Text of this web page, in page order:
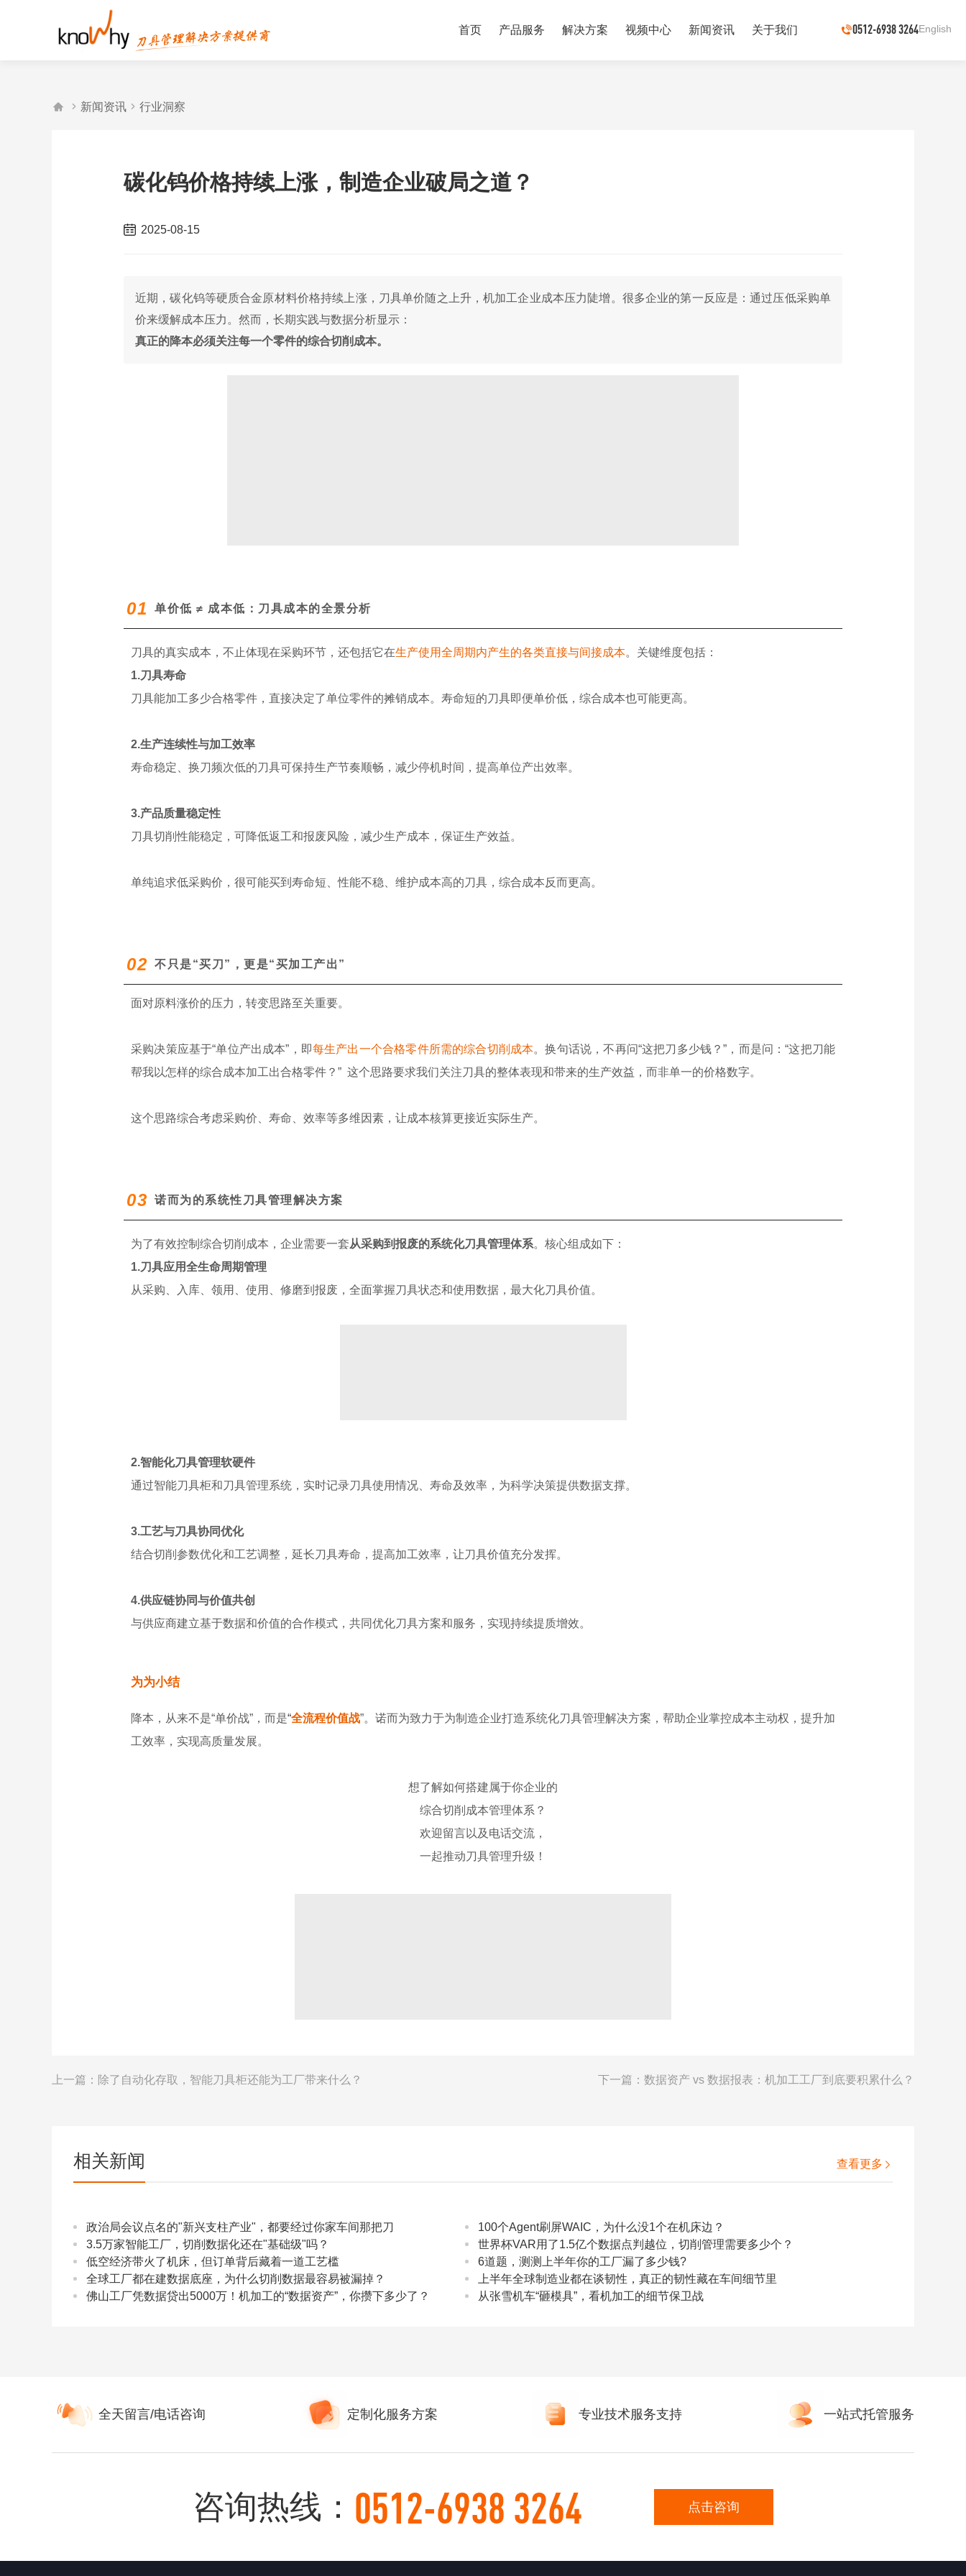
首页 产品服务 解决方案 视频中心 新闻资讯 关于我们 0512-6938 3264English
  新闻资讯  行业洞察
碳化钨价格持续上涨，制造企业破局之道？
2025-08-15
近期，碳化钨等硬质合金原材料价格持续上涨，刀具单价随之上升，机加工企业成本压力陡增。很多企业的第一反应是：通过压低采购单
价来缓解成本压力。然而，长期实践与数据分析显示：
真正的降本必须关注每一个零件的综合切削成本。
01 单价低 ≠ 成本低：刀具成本的全景分析
刀具的真实成本，不止体现在采购环节，还包括它在生产使用全周期内产生的各类直接与间接成本。关键维度包括：
1.刀具寿命
刀具能加工多少合格零件，直接决定了单位零件的摊销成本。寿命短的刀具即便单价低，综合成本也可能更高。
2.生产连续性与加工效率
寿命稳定、换刀频次低的刀具可保持生产节奏顺畅，减少停机时间，提高单位产出效率。
3.产品质量稳定性
刀具切削性能稳定，可降低返工和报废风险，减少生产成本，保证生产效益。
单纯追求低采购价，很可能买到寿命短、性能不稳、维护成本高的刀具， 综合成本反而更高。
02 不只是“买刀”，更是“买加工产出”
面对原料涨价的压力，转变思路至关重要。
采购决策应基于“单位产出成本”，即每生产出一个合格零件所需的综合切削成本。换句话说，不再问“这把刀多少钱？”，而是问：“这把刀能
帮我以怎样的综合成本加工出合格零件？” 这个思路要求我们关注刀具的整体表现和带来的生产效益，而非单一的价格数字。
这个思路综合考虑采购价、寿命、效率等多维因素，让成本核算更接近实际生产。
03 诺而为的系统性刀具管理解决方案
为了有效控制综合切削成本，企业需要一套从采购到报废的系统化刀具管理体系。核心组成如下：
1.刀具应用全生命周期管理
从采购、入库、领用、使用、修磨到报废，全面掌握刀具状态和使用数据，最大化刀具价值。
2.智能化刀具管理软硬件
通过智能刀具柜和刀具管理系统，实时记录刀具使用情况、寿命及效率，为科学决策提供数据支撑。
3.工艺与刀具协同优化
结合切削参数优化和工艺调整，延长刀具寿命，提高加工效率，让刀具价值充分发挥。
4.供应链协同与价值共创
与供应商建立基于数据和价值的合作模式，共同优化刀具方案和服务，实现持续提质增效。
为为小结
降本，从来不是“单价战”，而是“全流程价值战”。 诺而为致力于为制造企业打造系统化刀具管理解决方案，帮助企业掌控成本主动权，提升加
工效率，实现高质量发展。
想了解如何搭建属于你企业的
综合切削成本管理体系？
欢迎留言以及电话交流，
一起推动刀具管理升级！
上一篇： 除了自动化存取，智能刀具柜还能为工厂带来什么？ 下一篇： 数据资产 vs 数据报表：机加工工厂到底要积累什么？
相关新闻 查看更多 
政治局会议点名的"新兴支柱产业"，都要经过你家车间那把刀
100个Agent刷屏WAIC，为什么没1个在机床边？
3.5万家智能工厂，切削数据化还在"基础级"吗？
世界杯VAR用了1.5亿个数据点判越位，切削管理需要多少个？
低空经济带火了机床，但订单背后藏着一道工艺槛
6道题，测测上半年你的工厂漏了多少钱?
全球工厂都在建数据底座，为什么切削数据最容易被漏掉？
上半年全球制造业都在谈韧性，真正的韧性藏在车间细节里
佛山工厂凭数据贷出5000万！机加工的“数据资产”，你攒下多少了？
从张雪机车“砸模具”，看机加工的细节保卫战
全天留言/电话咨询 定制化服务方案 专业技术服务支持 一站式托管服务
咨询热线： 0512-6938 3264 点击咨询